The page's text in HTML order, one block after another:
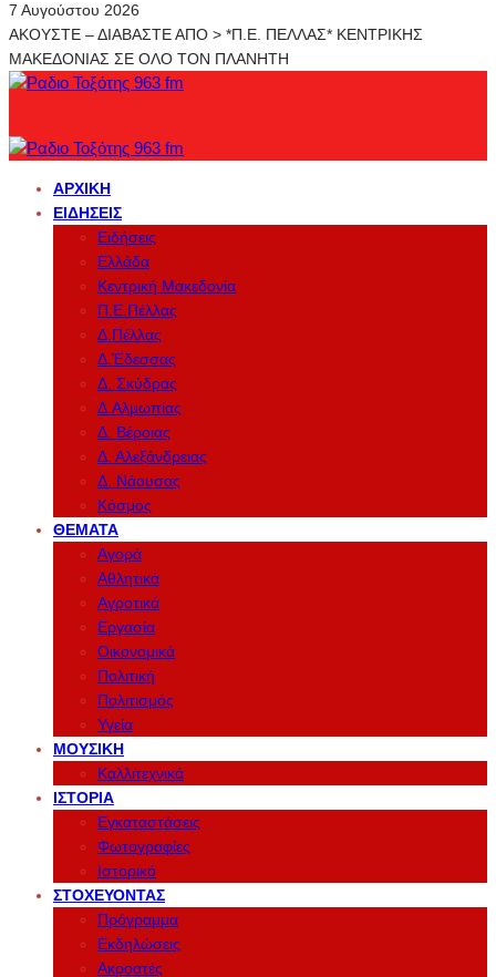
7 Αυγούστου 2026
ΑΚΟΥΣΤΕ – ΔΙΑΒΑΣΤΕ ΑΠΟ > *Π.Ε. ΠΕΛΛΑΣ* ΚΕΝΤΡΙΚΗΣ
ΜΑΚΕΔΟΝΙΑΣ ΣΕ ΟΛΟ ΤΟΝ ΠΛΑΝΗΤΗ
ΑΡΧΙΚΉ
ΕΙΔΉΣΕΙΣ
Ειδήσεις
Ελλάδα
Κεντρική Μακεδονία
Π.Ε.Πέλλας
Δ.Πέλλας
Δ.Έδεσσας
Δ. Σκύδρας
Δ.Αλμωπίας
Δ. Βέροιας
Δ. Αλεξάνδρειας
Δ. Νάουσας
Κόσμος
ΘΈΜΑΤΑ
Αγορά
Αθλητικά
Αγροτικά
Εργασία
Οικονομικά
Πολιτική
Πολιτισμός
Υγεία
ΜΟΥΣΙΚΉ
Καλλιτεχνικά
ΙΣΤΟΡΊΑ
Εγκαταστάσεις
Φωτογραφίες
Ιστορικό
ΣΤΟΧΕΎΟΝΤΑΣ
Πρόγραμμα
Εκδηλώσεις
Ακροατές